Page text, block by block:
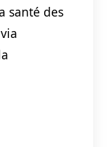
santé des